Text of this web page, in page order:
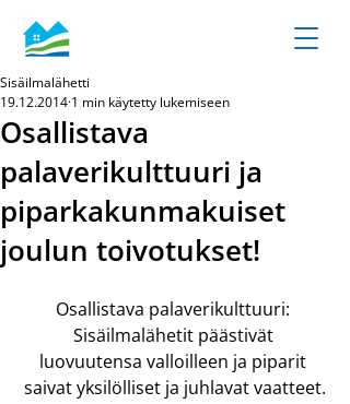
Osallistava
palaverikulttuuri ja
piparkakunmakuiset
joulun toivotukset!
Sisäilmalähetti
19.12.2014 1 min käytetty lukemiseen
Osallistava palaverikulttuuri:
Sisäilmalähetit päästivät
luovuutensa valloilleen ja piparit
saivat yksilölliset ja juhlavat vaatteet.